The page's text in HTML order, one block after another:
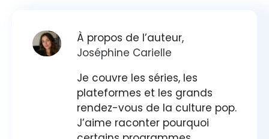
À propos de l’auteur,
Joséphine Carielle
Je couvre les séries, les
plateformes et les grands
rendez-vous de la culture pop.
J’aime raconter pourquoi